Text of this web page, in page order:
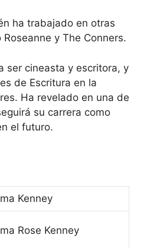
ha trabajado en otras
y The Conners.
ser cineasta y escritora, y
de Escritura en la
Ha revelado en una de
su carrera como
el futuro.
Kenney
Rose Kenney